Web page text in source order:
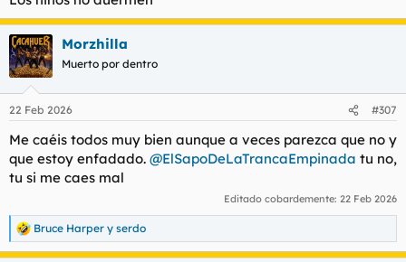
Morzhilla
Muerto por dentro
22 Feb 2026 #307
Me caéis todos muy bien aunque a veces parezca que no y
que estoy enfadado. @ElSapoDeLaTrancaEmpinada tu no,
tu si me caes mal
Editado cobardemente: 22 Feb 2026
R
e
Bruce Harper y serdo